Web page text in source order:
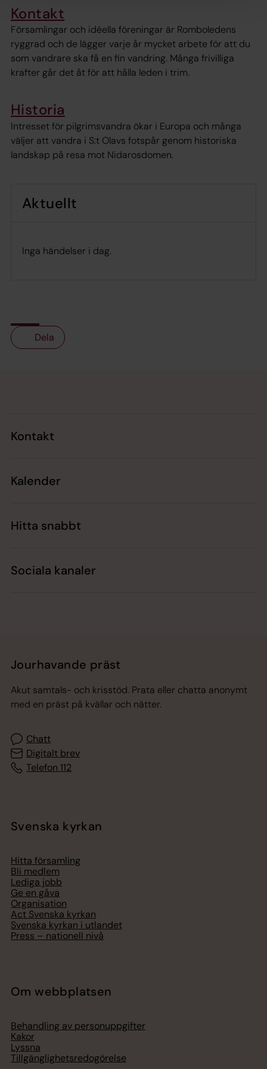
Kontakt
Församlingar och idéella föreningar är Romboledens
ryggrad och de lägger varje år mycket arbete för att du
som vandrare ska få en fin vandring. Många frivilliga
krafter går det åt för att hålla leden i trim.
Historia
Intresset för pilgrimsvandra ökar i Europa och många
väljer att vandra i S:t Olavs fotspår genom historiska
landskap på resa mot Nidarosdomen.
Aktuellt
Inga händelser i dag.
Dela
Kontakt
Kalender
Hitta snabbt
Sociala kanaler
Jourhavande präst
Akut samtals- och krisstöd. Prata eller chatta anonymt
med en präst på kvällar och nätter.
Chatt
Digitalt brev
Telefon 112
Svenska kyrkan
Hitta församling
Bli medlem
Lediga jobb
Ge en gåva
Organisation
Act Svenska kyrkan
Svenska kyrkan i utlandet
Press – nationell nivå
Om webbplatsen
Behandling av personuppgifter
Kakor
Lyssna
Tillgänglighetsredogörelse